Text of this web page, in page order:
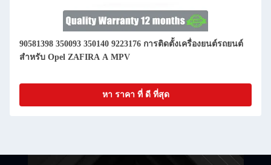
90581398 350093 350140 9223176 การติดตั้งเครื่องยนต์รถยนต์
สําหรับ Opel ZAFIRA A MPV
หา ราคา ที่ ดี ที่สุด